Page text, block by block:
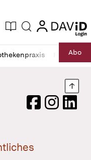
Ausgabe
Suche login
login
RechtAbo
FacebookInstagram